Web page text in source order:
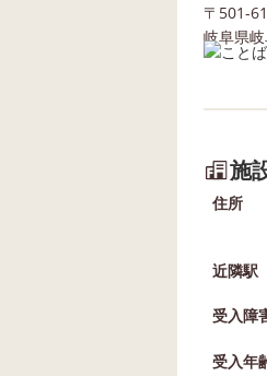
〒501-
岐阜県
施
住所
近隣駅
受入障
受入年